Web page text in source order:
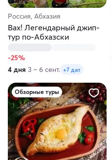
Россия, Абхазия
Вах! Легендарный джип-
тур по-Абхазски
-25%
4 дня 3 – 6 сент. +7 дат
Обзорные туры